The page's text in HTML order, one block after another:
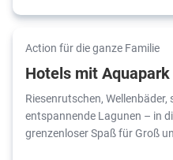
Action für die ganze Familie
Hotels mit Aquapark
Riesenrutschen,
entspannende Lagunen – in
grenzenloser Spaß für Groß